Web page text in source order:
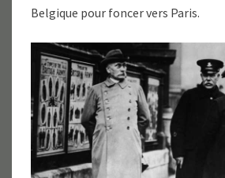
Belgique pour foncer vers Paris.